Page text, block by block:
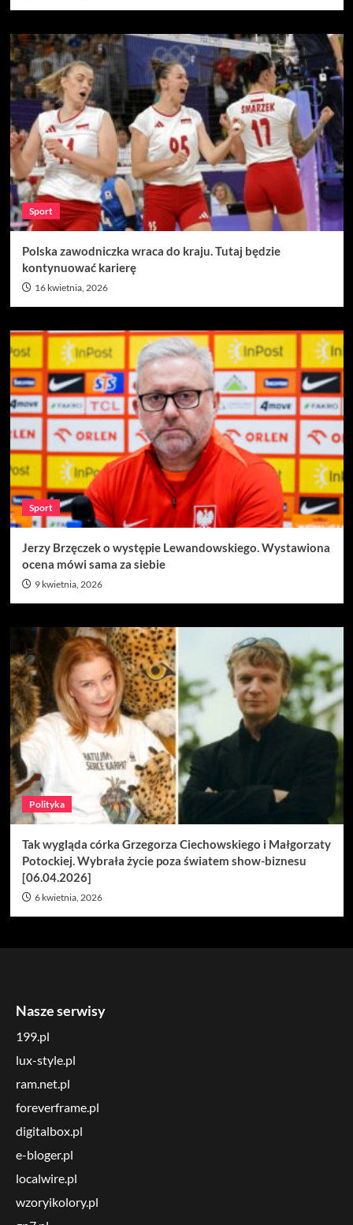
Sport
Polska zawodniczka wraca do kraju. Tutaj będzie
kontynuować karierę
16 kwietnia, 2026
Sport
Jerzy Brzęczek o występie Lewandowskiego. Wystawiona
ocena mówi sama za siebie
9 kwietnia, 2026
Polityka
Tak wygląda córka Grzegorza Ciechowskiego i Małgorzaty
Potockiej. Wybrała życie poza światem show-biznesu
[06.04.2026]
6 kwietnia, 2026
Nasze serwisy
199.pl
lux-style.pl
ram.net.pl
foreverframe.pl
digitalbox.pl
e-bloger.pl
localwire.pl
wzoryikolory.pl